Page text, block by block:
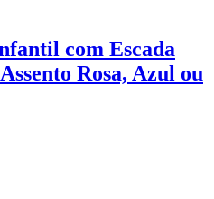
com Escada
Rosa, Azul ou